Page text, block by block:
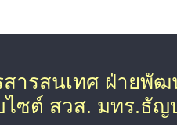
ารสนเทศ ฝ่ายพั
ไซต์ สวส. มทร.ธัญ